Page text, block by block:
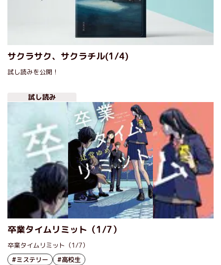
サクラサク、サクラチル(1/4)
試し読みを公開！
試し読み
卒業タイムリミット（1/7）
卒業タイムリミット（1/7）
#ミステリー
#高校生